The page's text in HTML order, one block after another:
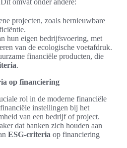
projecten, zoals hernieuwbare
hun eigen bedrijfsvoering, met
van de ecologische voetafdruk.
financiële producten, die
.
op financiering
rol in de moderne financiële
instellingen bij het
van een bedrijf of project.
dat banken zich houden aan
ESG-criteria op financiering